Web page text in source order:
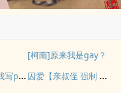
[柯南]原来我是gay？
被联姻老公现我写po文后 囚爱【亲叔侄 强制 1v1 h】